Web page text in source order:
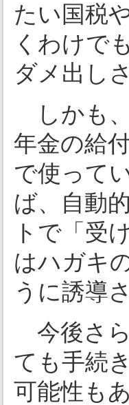
たい国税
くわけで
ダメ出し
しかも
年金の給
で使って
ば、自動
トで「受
はハガキ
うに誘導
今後さ
ても手続
可能性も